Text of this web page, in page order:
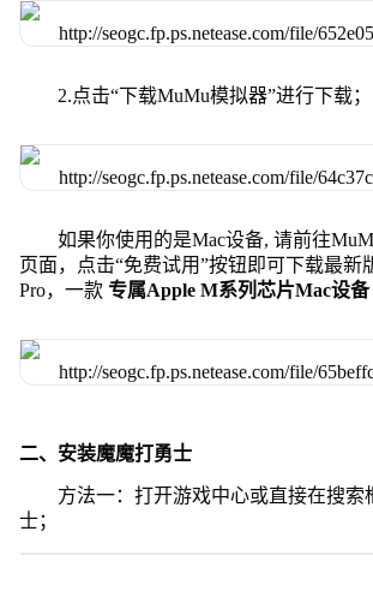
2.点击“下载MuMu模拟器”进行下载；
如果你使用的是Mac设备, 请前往
页面，点击“免费试用”按钮即可下载最新
Pro，一款 专属Apple M系列芯片Mac设备
二、安装魔魔打勇士
方法一：打开游戏中心或直接在搜索
士；